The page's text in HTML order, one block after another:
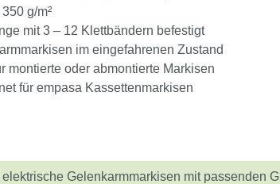
g/m²
mit 3 – 12 Klettbändern befestigt
im eingefahrenen Zustand
montierte oder abmontierte Markisen
für empasa Kassettenmarkisen
Gelenkarmmarkisen mit passenden